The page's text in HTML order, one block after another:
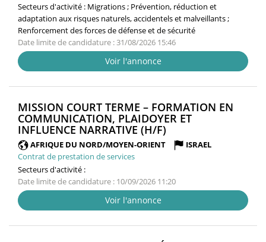
Secteurs d'activité : Migrations ; Prévention, réduction et
adaptation aux risques naturels, accidentels et malveillants ;
Renforcement des forces de défense et de sécurité
Date limite de candidature : 31/08/2026 15:46
Voir l'annonce
MISSION COURT TERME – FORMATION EN
COMMUNICATION, PLAIDOYER ET
INFLUENCE NARRATIVE (H/F)
FENÊTRE)
AFRIQUE DU NORD/MOYEN-ORIENT
ISRAEL
Contrat de prestation de services
Secteurs d'activité :
Date limite de candidature : 10/09/2026 11:20
Voir l'annonce